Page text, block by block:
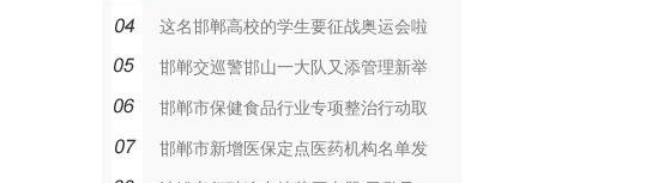
这名邯郸高校的学生要征战奥运会啦
邯郸交巡警邯山一大队又添管理新举
邯郸市保健食品行业专项整治行动取
邯郸市新增医保定点医药机构名单发